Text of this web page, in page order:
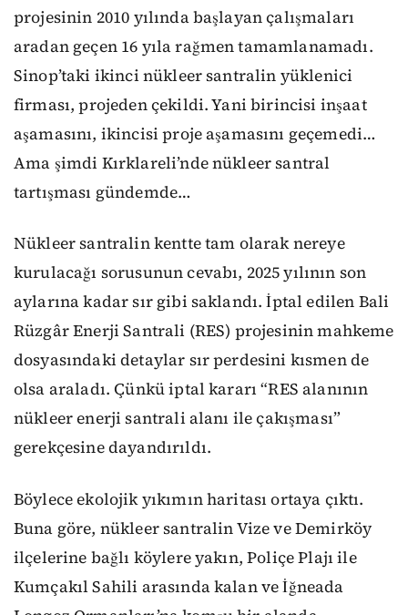
projesinin 2010 yılında başlayan çalışmaları
aradan geçen 16 yıla rağmen tamamlanamadı.
Sinop’taki ikinci nükleer santralin yüklenici
firması, projeden çekildi. Yani birincisi inşaat
aşamasını, ikincisi proje aşamasını geçemedi…
Ama şimdi Kırklareli’nde nükleer santral
tartışması gündemde…
Nükleer santralin kentte tam olarak nereye
kurulacağı sorusunun cevabı, 2025 yılının son
aylarına kadar sır gibi saklandı. İptal edilen Bali
Rüzgâr Enerji Santrali (RES) projesinin mahkeme
dosyasındaki detaylar sır perdesini kısmen de
olsa araladı. Çünkü iptal kararı “RES alanının
nükleer enerji santrali alanı ile çakışması”
gerekçesine dayandırıldı.
Böylece ekolojik yıkımın haritası ortaya çıktı.
Buna göre, nükleer santralin Vize ve Demirköy
ilçelerine bağlı köylere yakın, Poliçe Plajı ile
Kumçakıl Sahili arasında kalan ve İğneada